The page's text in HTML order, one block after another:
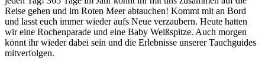
Reise gehen und im Roten Meer abtauchen! Kommt mit an Bord
und lasst euch immer wieder aufs Neue verzaubern. Heute hatten
wir eine Rochenparade und eine Baby Weißspitze. Auch morgen
könnt ihr wieder dabei sein und die Erlebnisse unserer Tauchguides
mitverfolgen.